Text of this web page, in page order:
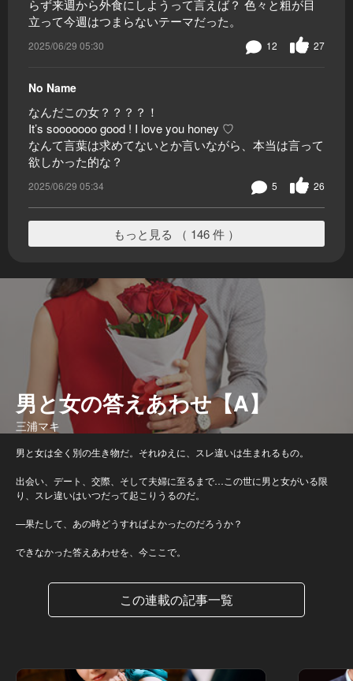
らず来週から外食にしようって言えば？ 色々と粗が目
立って今週はつまらないテーマだった。
2025/06/29 05:30 27
12
No Name
なんだこの女？？？？！
It’s sooooooo good ! I love you honey ♡
なんて言葉は求めてないとか言いながら、本当は言って
欲しかった的な？
2025/06/29 05:34 26
5
もっと見る （ 146 件 ）
男と女の答えあわせ【A】
三浦マキ
男と女は全く別の生き物だ。それゆえに、スレ違いは生まれるもの。
出会い、デート、交際、そして夫婦に至るまで…この世に男と女がいる限
り、スレ違いはいつだって起こりうるのだ。
—果たして、あの時どうすればよかったのだろうか？
できなかった答えあわせを、今ここで。
この連載の記事一覧